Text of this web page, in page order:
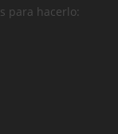
para hacerlo: